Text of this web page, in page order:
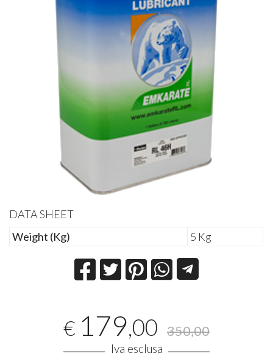
DATA SHEET
Weight (Kg)
5 Kg
€ 179,00 350,00
Iva esclusa